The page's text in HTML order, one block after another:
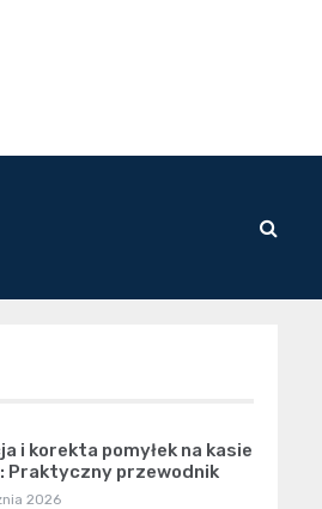
i korekta pomyłek na kasie
Praktyczny przewodnik
2026